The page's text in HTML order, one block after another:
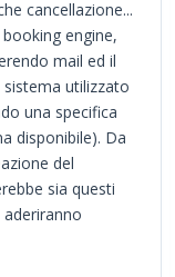
cancellazione...
engine,
mail ed il
utilizzato
una specifica
disponibile). Da
del
sia questi